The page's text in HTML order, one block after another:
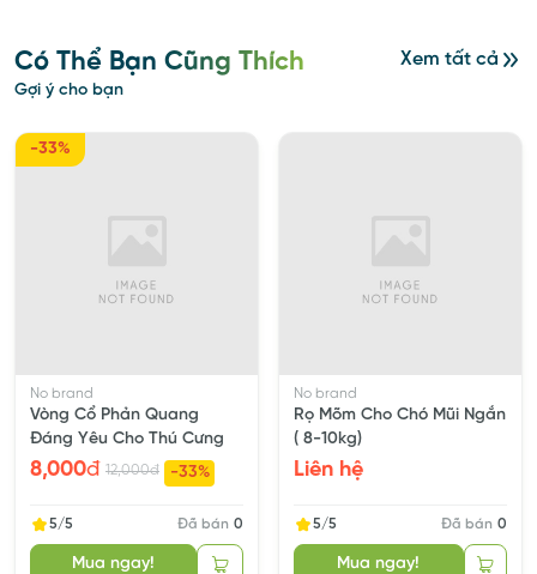
Có Thể Bạn Cũng Thích
Gợi ý cho bạn
Xem tất cả
-33%
No brand
Vòng Cổ Phản Quang
Đáng Yêu Cho Thú Cưng
8,000đ 12,000đ -33%
5/5 Đã bán 0
Mua ngay!
No brand
Rọ Mõm Cho Chó Mũi Ngắn
( 8-10kg)
Liên hệ
5/5 Đã bán 0
Mua ngay!